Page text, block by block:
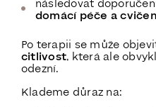
následovat
domácí péče a
Po terapii se může
citlivost, která ale
odezní.
Klademe důraz na: